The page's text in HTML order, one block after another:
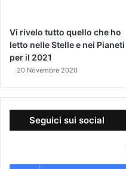
Vi rivelo tutto quello che ho
letto nelle Stelle e nei Pianeti
per il 2021
20 Novembre 2020
Seguici sui social